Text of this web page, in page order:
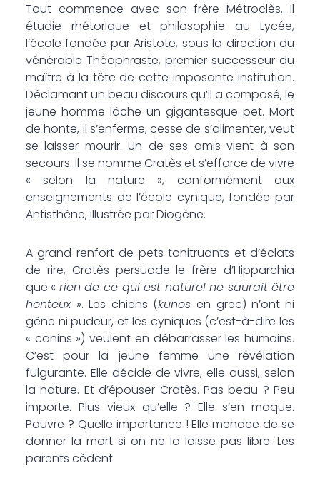
Tout commence avec son frère Métroclès. Il
étudie rhétorique et philosophie au Lycée,
l’école fondée par Aristote, sous la direction du
vénérable Théophraste, premier successeur du
maître à la tête de cette imposante institution.
Déclamant un beau discours qu’il a composé, le
jeune homme lâche un gigantesque pet. Mort
de honte, il s’enferme, cesse de s’alimenter, veut
se laisser mourir. Un de ses amis vient à son
secours. Il se nomme Cratès et s’efforce de vivre
« selon la nature », conformément aux
enseignements de l’école cynique, fondée par
Antisthène, illustrée par Diogène.
A grand renfort de pets tonitruants et d’éclats
de rire, Cratès persuade le frère d’Hipparchia
que « rien de ce qui est naturel ne saurait être
honteux ». Les chiens (kunosen grec) n’ont ni
gêne ni pudeur, et les cyniques (c’est-à-dire les
« canins ») veulent en débarrasser les humains.
C’est pour la jeune femme une révélation
fulgurante. Elle décide de vivre, elle aussi, selon
la nature. Et d’épouser Cratès. Pas beau ? Peu
importe. Plus vieux qu’elle ? Elle s’en moque.
Pauvre ? Quelle importance ! Elle menace de se
donner la mort si on ne la laisse pas libre. Les
parents cèdent.